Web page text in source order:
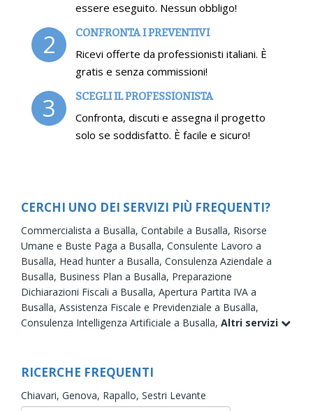
essere eseguito. Nessun obbligo!
2 CONFRONTA I PREVENTIVI
Ricevi offerte da professionisti italiani. È
gratis e senza commissioni!
3 SCEGLI IL PROFESSIONISTA
Confronta, discuti e assegna il progetto
solo se soddisfatto. È facile e sicuro!
CERCHI UNO DEI SERVIZI PIÙ FREQUENTI?
Commercialista a Busalla, Contabile a Busalla, Risorse
Umane e Buste Paga a Busalla, Consulente Lavoro a
Busalla, Head hunter a Busalla, Consulenza Aziendale a
Busalla, Business Plan a Busalla, Preparazione
Dichiarazioni Fiscali a Busalla, Apertura Partita IVA a
Busalla, Assistenza Fiscale e Previdenziale a Busalla,
Consulenza Intelligenza Artificiale a Busalla, Altri servizi
RICERCHE FREQUENTI
Chiavari, Genova, Rapallo, Sestri Levante